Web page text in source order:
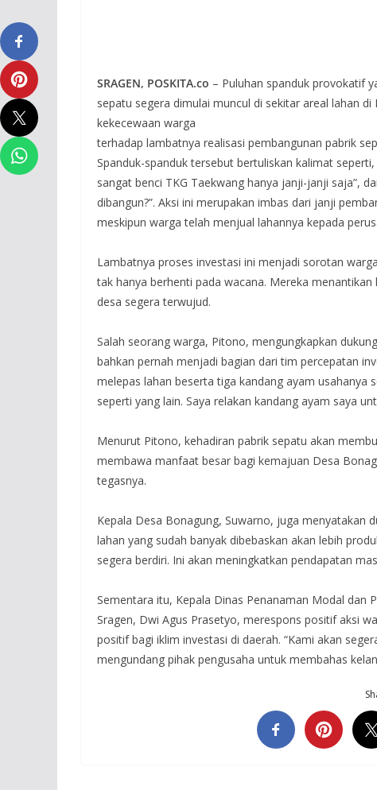
SRAGEN, POSKITA.co – Puluhan spanduk provokatif
sepatu segera dimulai muncul di sekitar areal lahan
kekecewaan warga
terhadap lambatnya realisasi pembangunan pabrik
Spanduk-spanduk tersebut bertuliskan kalimat
sangat benci TKG Taekwang hanya janji-janji saja”,
dibangun?”. Aksi ini merupakan imbas dari janji
meskipun warga telah menjual lahannya kepada
Lambatnya proses investasi ini menjadi sorotan
tak hanya berhenti pada wacana. Mereka
desa segera terwujud.
Salah seorang warga, Pitono, mengungkapkan
bahkan pernah menjadi bagian dari tim percepatan
melepas lahan beserta tiga kandang ayam usahanya
seperti yang lain. Saya relakan kandang ayam saya
Menurut Pitono, kehadiran pabrik sepatu akan
membawa manfaat besar bagi kemajuan Desa
tegasnya.
Kepala Desa Bonagung, Suwarno, juga menyatakan
lahan yang sudah banyak dibebaskan akan lebih
segera berdiri. Ini akan meningkatkan pendapatan
Sementara itu, Kepala Dinas Penanaman Modal dan
Sragen, Dwi Agus Prasetyo, merespons positif aksi
positif bagi iklim investasi di daerah. “Kami akan
mengundang pihak pengusaha untuk membahas